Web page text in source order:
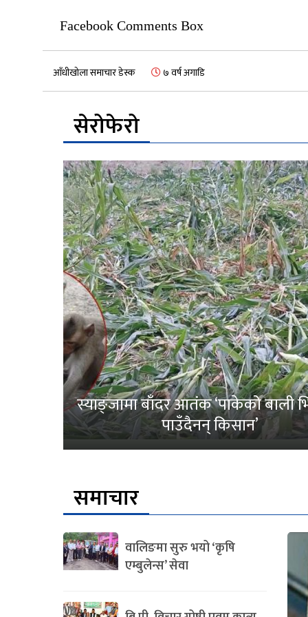
Facebook Comments Box
आँधीखोला समाचार डेस्क ७ वर्ष अगाडि
सेरोफेरो
स्याङ्जामा बाँदर आतंक ‘पाकेको बाली
पाउँदैनन् किसान’
समाचार
वालिङमा सुरु भयो ‘कृषि
एम्बुलेन्स’ सेवा